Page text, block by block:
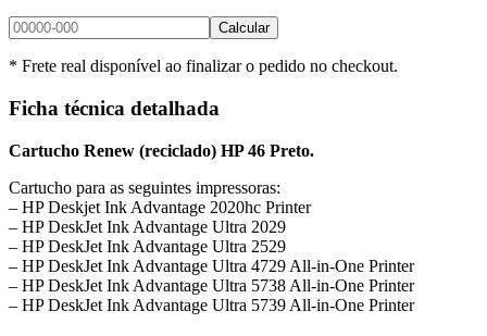
Calcular
* Frete real disponível ao finalizar o pedido no checkout.
Ficha técnica detalhada
Cartucho Renew (reciclado) HP 46 Preto.
Cartucho para as seguintes impressoras:
– HP Deskjet Ink Advantage 2020hc Printer
– HP DeskJet Ink Advantage Ultra 2029
– HP DeskJet Ink Advantage Ultra 2529
– HP DeskJet Ink Advantage Ultra 4729 All-in-One Printer
– HP DeskJet Ink Advantage Ultra 5738 All-in-One Printer
– HP DeskJet Ink Advantage Ultra 5739 All-in-One Printer